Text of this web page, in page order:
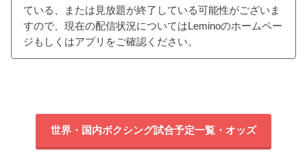
ている、または見放題が終了している可能性がございま
すので、現在の配信状況についてはLeminoのホームペー
ジもしくはアプリをご確認ください。
世界・国内ボクシング試合予定一覧・オッズ